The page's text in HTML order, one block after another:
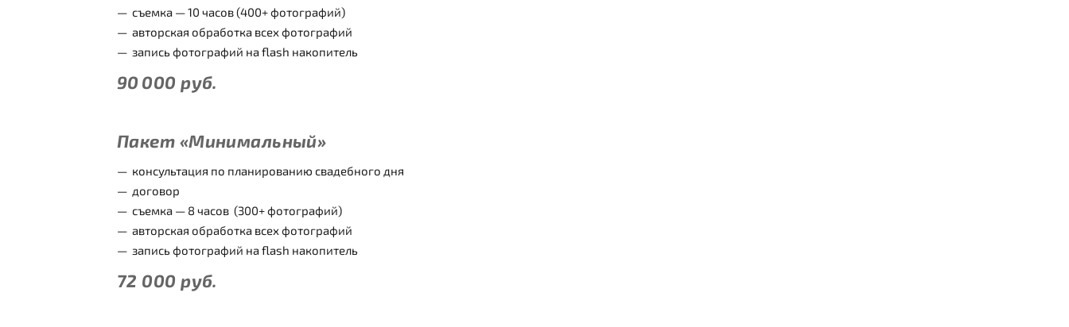
съемка — 10 часов (400+ фотографий)
авторская обработка всех фотографий
запись фотографий на flash накопитель
90 000 руб.
Пакет «Минимальный»
консультация по планированию свадебного дня
договор
съемка — 8 часов (300+ фотографий)
авторская обработка всех фотографий
запись фотографий на flash накопитель
72 000 руб.